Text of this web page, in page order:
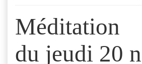
Méditation
du jeudi 20